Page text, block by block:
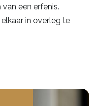
een erfenis.
in overleg te